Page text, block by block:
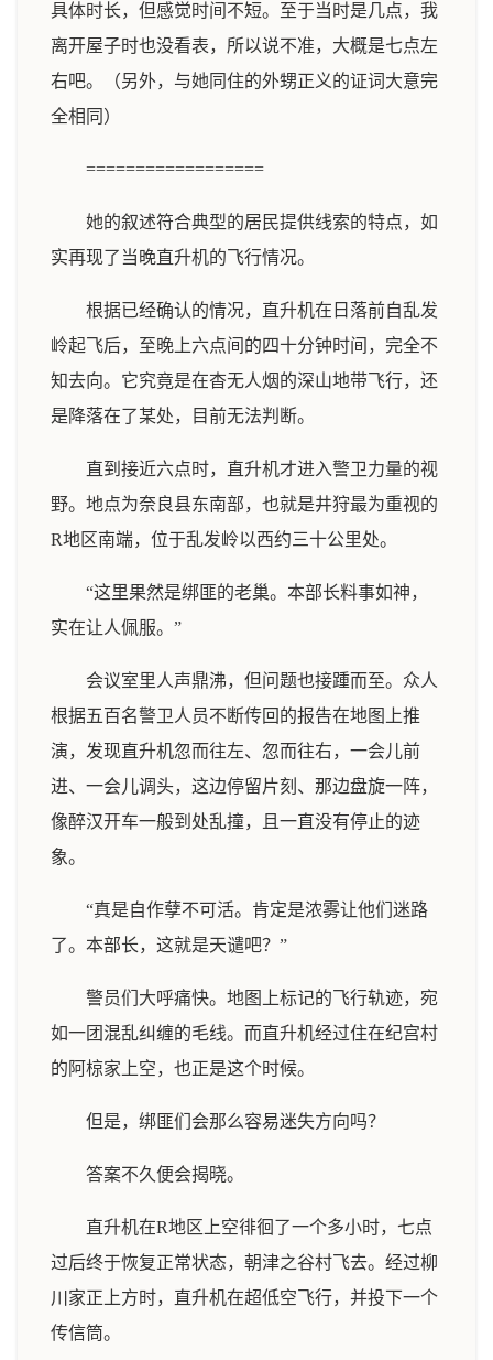
具体时长，但感觉时间不短。至于当时是几点，我
离开屋子时也没看表，所以说不准，大概是七点左
右吧。（另外，与她同住的外甥正义的证词大意完
全相同）
==================
她的叙述符合典型的居民提供线索的特点，如
实再现了当晚直升机的飞行情况。
根据已经确认的情况，直升机在日落前自乱发
岭起飞后，至晚上六点间的四十分钟时间，完全不
知去向。它究竟是在杳无人烟的深山地带飞行，还
是降落在了某处，目前无法判断。
直到接近六点时，直升机才进入警卫力量的视
野。地点为奈良县东南部，也就是井狩最为重视的
R地区南端，位于乱发岭以西约三十公里处。
“这里果然是绑匪的老巢。本部长料事如神，
实在让人佩服。”
会议室里人声鼎沸，但问题也接踵而至。众人
根据五百名警卫人员不断传回的报告在地图上推
演，发现直升机忽而往左、忽而往右，一会儿前
进、一会儿调头，这边停留片刻、那边盘旋一阵，
像醉汉开车一般到处乱撞，且一直没有停止的迹
象。
“真是自作孽不可活。肯定是浓雾让他们迷路
了。本部长，这就是天谴吧？”
警员们大呼痛快。地图上标记的飞行轨迹，宛
如一团混乱纠缠的毛线。而直升机经过住在纪宫村
的阿椋家上空，也正是这个时候。
但是，绑匪们会那么容易迷失方向吗？
答案不久便会揭晓。
直升机在R地区上空徘徊了一个多小时，七点
过后终于恢复正常状态，朝津之谷村飞去。经过柳
川家正上方时，直升机在超低空飞行，并投下一个
传信筒。